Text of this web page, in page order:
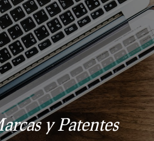
y Patentes